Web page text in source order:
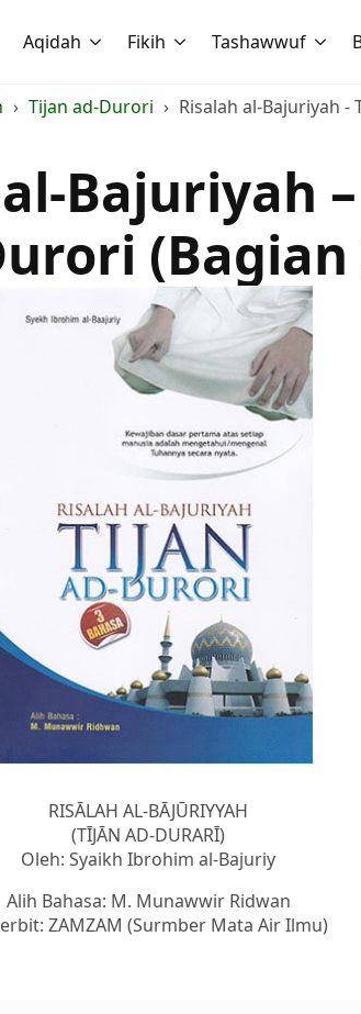
Aqidah Fikih Tashawwuf
Tijan ad-Durori Risalah al-Bajuriyah -
Bajuriyah
(Bagian
RISĀLAH AL-BĀJŪRIYYAH
(TĪJĀN AD-DURARĪ)
Oleh: Syaikh Ibrohim al-Bajuriy
Alih Bahasa: M. Munawwir Ridwan
ZAMZAM (Surmber Mata Air Ilmu)